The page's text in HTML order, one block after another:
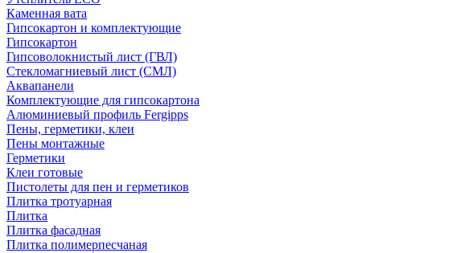
Каменная вата
Гипсокартон и комплектующие
Гипсокартон
Гипсоволокнистый лист (ГВЛ)
Стекломагниевый лист (СМЛ)
Аквапанели
Комплектующие для гипсокартона
Алюминиевый профиль Fergipps
Пены, герметики, клеи
Пены монтажные
Герметики
Клеи готовые
Пистолеты для пен и герметиков
Плитка тротуарная
Плитка
Плитка фасадная
Плитка полимерпесчаная